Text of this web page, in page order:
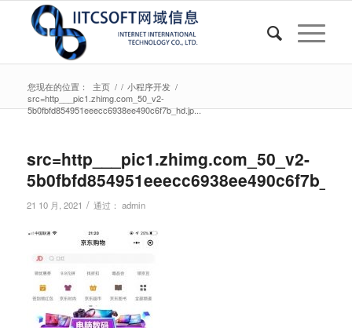
您现在的位置： 主页 / / 小程序开发 /
src=http___pic1.zhimg.com_50_v2-
5b0fbfd854951eeecc6938ee490c6f7b_hd.jp...
src=http___pic1.zhimg.com_50_v2-
21 10 月, 2021 / 通过： admin